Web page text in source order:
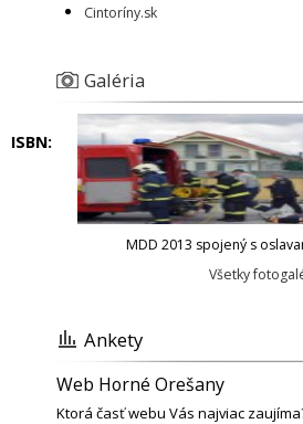
ISBN:
Cintoríny.sk
Galéria
MDD 2013 spojený s
Všetky
Ankety
Web Horné Orešany
Ktorá časť webu Vás najviac